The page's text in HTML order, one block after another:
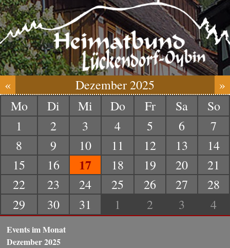
« Dezember 2025
»
Mo
Di Mi Do Fr Sa
So
1
2 3 4 5 6
7
8
9 10 11 12 13
14
15
16 17 18 19 20
21
22
23 24 25 26 27
28
29
30 31 1 2 3 4
Events im Monat
Dezember 2025